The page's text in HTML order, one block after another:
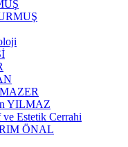
YILMAZ
Estetik Cerrahi
ÖNAL